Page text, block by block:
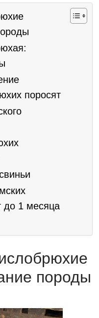
поросят
до 1 месяца
породы